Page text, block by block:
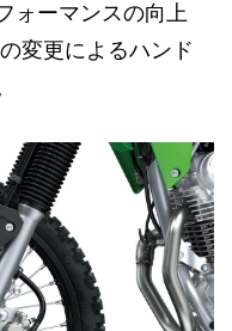
ォーマンスの向上
変更によるハンド